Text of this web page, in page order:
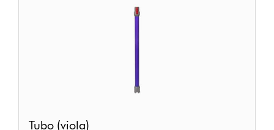
Tubo (viola)